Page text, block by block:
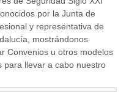
por la Junta de
y representativa de
mostrándonos
Convenios u otros modelos
para llevar a cabo nuestro